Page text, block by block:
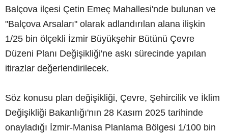
Balçova ilçesi Çetin Emeç Mahallesi'nde bulunan ve
"Balçova Arsaları" olarak adlandırılan alana ilişkin
1/25 bin ölçekli İzmir Büyükşehir Bütünü Çevre
Düzeni Planı Değişikliği'ne askı sürecinde yapılan
itirazlar değerlendirilecek.
Söz konusu plan değişikliği, Çevre, Şehircilik ve İklim
Değişikliği Bakanlığı'nın 28 Kasım 2025 tarihinde
onayladığı İzmir-Manisa Planlama Bölgesi 1/100 bin